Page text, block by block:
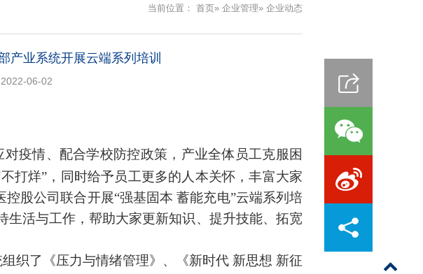
当前位置： 首页» 企业管理» 企业动态
业系统开展云端系列培训
06-02
疫情、配合学校防控政策，产业全体员工克服困
打烊”，同时给予员工更多的人本关怀 ，丰富大家
控股公司联合开展“强基固本 蓄能充电”云端系列培
生活与工作，帮助大家更新知识、提升技能、拓宽
组织了《压力与情绪管理》、《新时代 新思想 新征